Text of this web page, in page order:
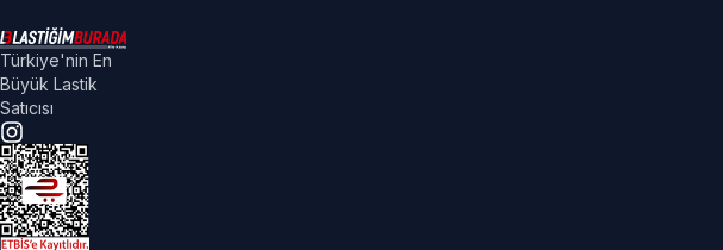
Türkiye'nin En
Büyük Lastik
Satıcısı